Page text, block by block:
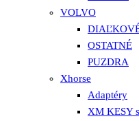
VOLVO
OSTATNÉ
PUZDRA
Xhorse
Adaptéry
XM KESY